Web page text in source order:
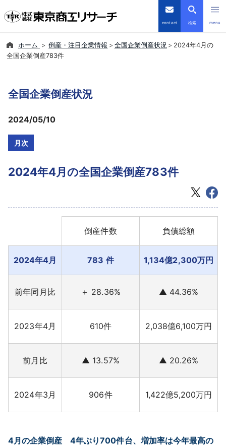
contact 検索 menu
導入事例
採用情報
よくあるご質問
English
ホーム 倒産・注目企業情報 全国企業倒産状況
2024年4月の
全国企業倒産783件
全国企業倒産状況
2024/05/10
月次
2024年4月の全国企業倒産783件
倒産件数 負債総額
2024年4月 783 件 1,134億2,300万円
前年同月比 ＋ 28.36% ▲ 44.36%
2023年4月 610件 2,038億6,100万円
前月比 ▲ 13.57% ▲ 20.26%
2024年3月 906件 1,422億5,200万円
4月の企業倒産 4年ぶり700件台、増加率は今年最高の